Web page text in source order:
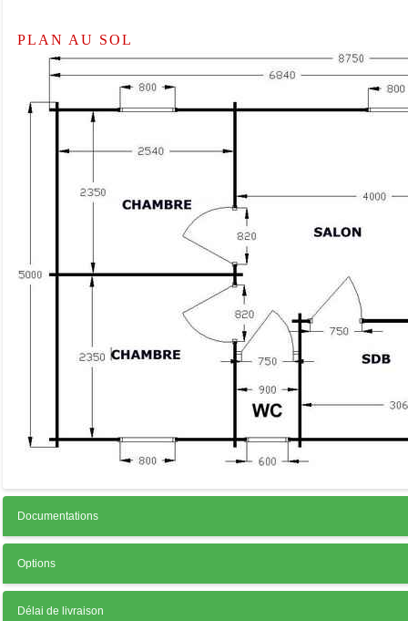
PLAN AU SOL
Documentations
Options
Délai de livraison